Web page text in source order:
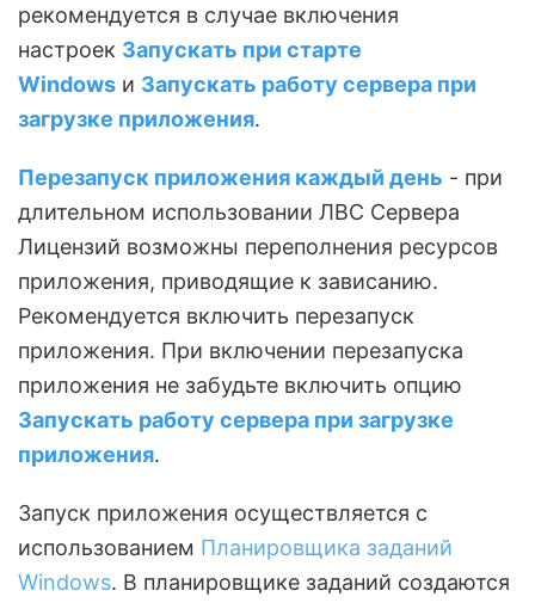
рекомендуется в случае включения
настроек Запускать при старте
Windows и Запускать работу сервера при
загрузке приложения.
Перезапуск приложения каждый день - при
длительном использовании ЛВС Сервера
Лицензий возможны переполнения ресурсов
приложения, приводящие к зависанию.
Рекомендуется включить перезапуск
приложения. При включении перезапуска
приложения не забудьте включить опцию
Запускать работу сервера при загрузке
приложения.
Запуск приложения осуществляется с
использованием Планировщика заданий
Windows. В планировщике заданий создаются